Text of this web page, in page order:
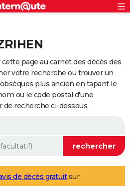
page au carnet des décès des
votre recherche ou trouver un
plus ancien en tapant le
ou le code postal d'une
recherche ci-dessous.
de décès gratuitsur